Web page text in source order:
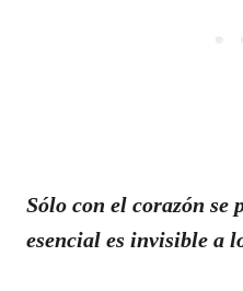
Sólo con el corazón se
esencial es invisible a